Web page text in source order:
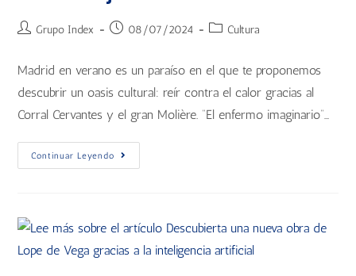
Grupo Index 08/07/2024 Cultura
Madrid en verano es un paraíso en el que te proponemos
descubrir un oasis cultural: reír contra el calor gracias al
Corral Cervantes y el gran Molière. “El enfermo imaginario”…
Continuar Leyendo